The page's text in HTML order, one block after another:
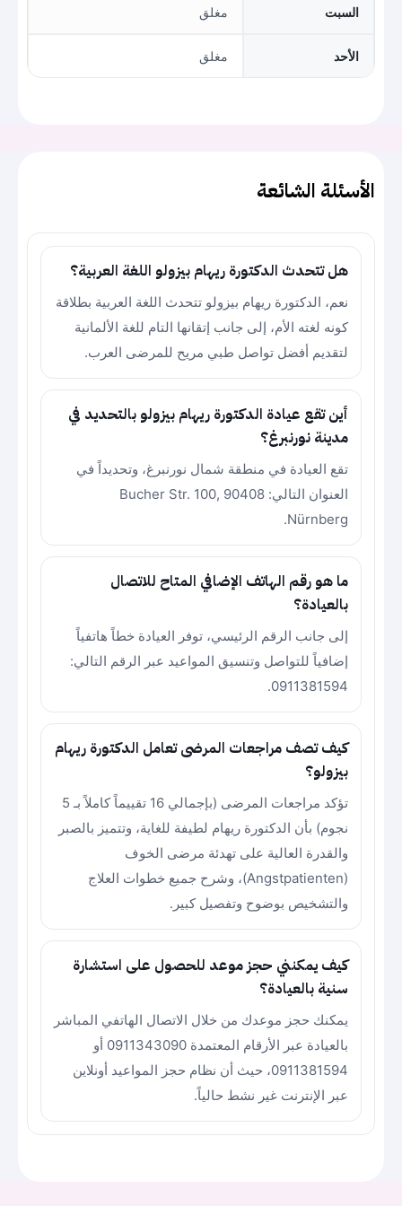
السبت مغلق
الأحد مغلق
الأسئلة الشائعة
هل تتحدث الدكتورة ريهام بيزولو اللغة العربية؟
نعم، الدكتورة ريهام بيزولو تتحدث اللغة العربية بطلاقة
كونه لغته الأم، إلى جانب إتقانها التام للغة الألمانية
لتقديم أفضل تواصل طبي مريح للمرضى العرب.
أين تقع عيادة الدكتورة ريهام بيزولو بالتحديد في
مدينة نورنبرغ؟
تقع العيادة في منطقة شمال نورنبرغ، وتحديداً في
العنوان التالي: Bucher Str. 100, 90408
Nürnberg.
ما هو رقم الهاتف الإضافي المتاح للاتصال
بالعيادة؟
إلى جانب الرقم الرئيسي، توفر العيادة خطاً هاتفياً
إضافياً للتواصل وتنسيق المواعيد عبر الرقم التالي:
0911381594.
كيف تصف مراجعات المرضى تعامل الدكتورة ريهام
بيزولو؟
تؤكد مراجعات المرضى (بإجمالي 16 تقييماً كاملاً بـ 5
نجوم) بأن الدكتورة ريهام لطيفة للغاية، وتتميز بالصبر
والقدرة العالية على تهدئة مرضى الخوف
(Angstpatienten)، وشرح جميع خطوات العلاج
والتشخيص بوضوح وتفصيل كبير.
كيف يمكنني حجز موعد للحصول على استشارة
سنية بالعيادة؟
يمكنك حجز موعدك من خلال الاتصال الهاتفي المباشر
بالعيادة عبر الأرقام المعتمدة 0911343090 أو
0911381594، حيث أن نظام حجز المواعيد أونلاين
عبر الإنترنت غير نشط حالياً.